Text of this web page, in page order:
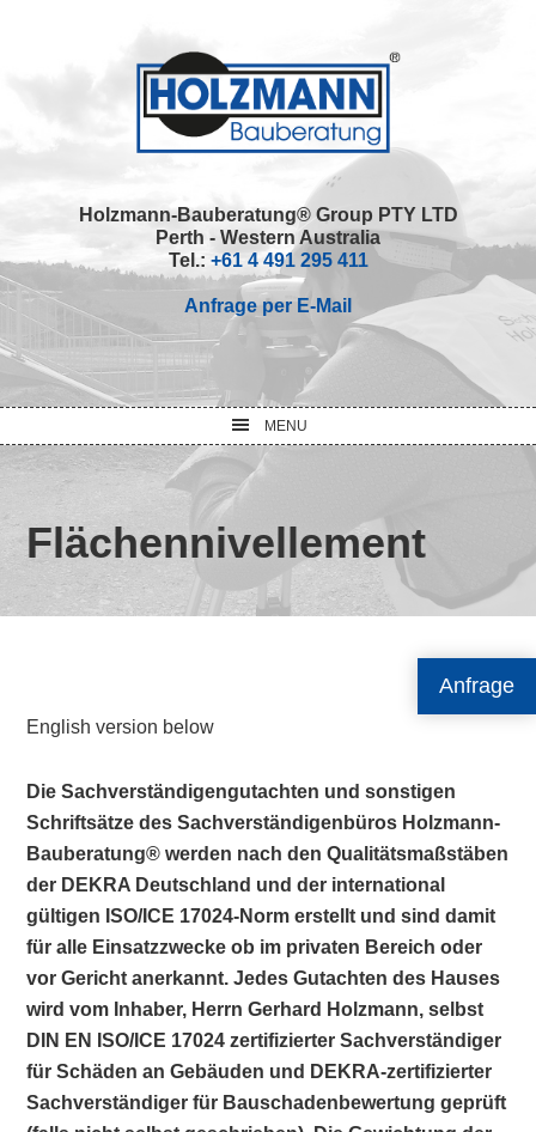
Anfrage
Holzmann-Bauberatung® Group PTY LTD
Perth - Western Australia
Tel.: +61 4 491 295 411
Anfrage per E-Mail
MENU
Flächennivellement
English version below
Die Sachverständigengutachten und sonstigen
Schriftsätze des Sachverständigenbüros Holzmann-
Bauberatung® werden nach den Qualitätsmaßstäben
der DEKRA Deutschland und der international
gültigen ISO/ICE 17024-Norm erstellt und sind damit
für alle Einsatzzwecke ob im privaten Bereich oder
vor Gericht anerkannt. Jedes Gutachten des Hauses
wird vom Inhaber, Herrn Gerhard Holzmann, selbst
DIN EN ISO/ICE 17024 zertifizierter Sachverständiger
für Schäden an Gebäuden und DEKRA-zertifizierter
Sachverständiger für Bauschadenbewertung geprüft